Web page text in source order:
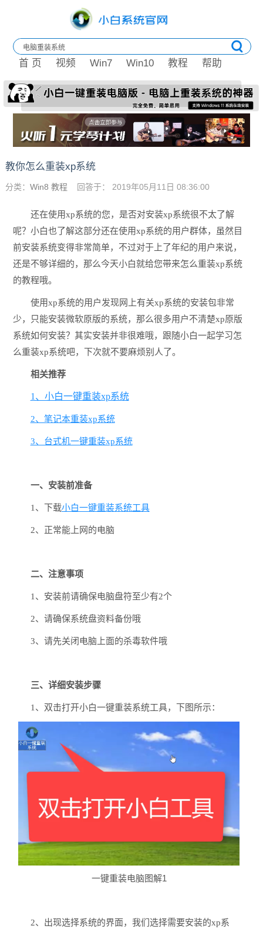
首 页 视频 Win7 Win10 教程 帮助
教你怎么重装xp系统
分类： Win8 教程 回答于： 2019年05月11日 08:36:00
还在使用xp系统的您，是否对安装xp系统很不太了解
呢？小白也了解这部分还在使用xp系统的用户群体，虽然目
前安装系统变得非常简单，不过对于上了年纪的用户来说，
还是不够详细的，那么今天小白就给您带来怎么重装xp系统
的教程哦。
使用xp系统的用户发现网上有关xp系统的安装包非常
少，只能安装微软原版的系统，那么很多用户不清楚xp原版
系统如何安装？其实安装并非很难哦，跟随小白一起学习怎
么重装xp系统吧，下次就不要麻烦别人了。
相关推荐
1、小白一键重装xp系统
2、笔记本重装xp系统
3、台式机一键重装xp系统
一、安装前准备
1、下载小白一键重装系统工具
2、正常能上网的电脑
二、注意事项
1、安装前请确保电脑盘符至少有2个
2、请确保系统盘资料备份哦
3、请先关闭电脑上面的杀毒软件哦
三、详细安装步骤
1、双击打开小白一键重装系统工具，下图所示：
一键重装电脑图解1
2、出现选择系统的界面，我们选择需要安装的xp系